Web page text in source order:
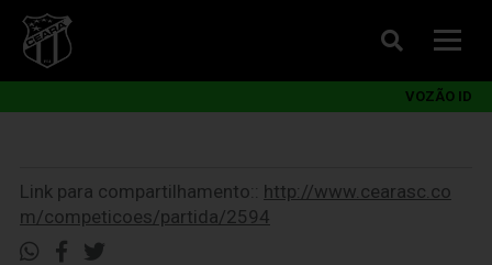
VOZÃO ID
Link para compartilhamento:: http://www.cearasc.co
m/competicoes/partida/2594